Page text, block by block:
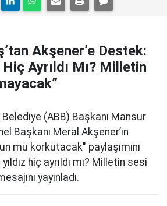
Akşener’e Destek:
Hiç Ayrıldı Mı? Milletin
(ABB) Başkanı Mansur
Başkanı Meral Akşener’in
mu korkutacak" paylaşımını
yıldız hiç ayrıldı mı? Milletin sesi
yayınladı.